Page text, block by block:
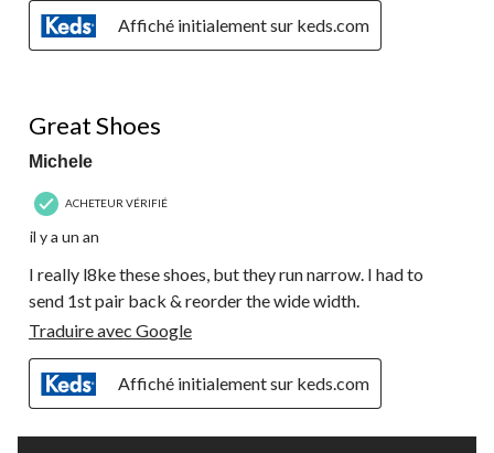
Affiché initialement sur keds.com
Great Shoes
Michele
ACHETEUR VÉRIFIÉ
il y a un an
I really l8ke these shoes, but they run narrow. I had to
send 1st pair back & reorder the wide width.
Traduire avec Google
Affiché initialement sur keds.com